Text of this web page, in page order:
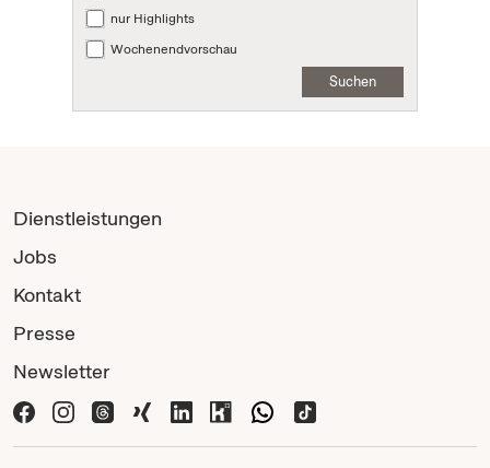
nur Highlights
Wochenendvorschau
Suchen
Dienstleistungen
Jobs
Kontakt
Presse
Newsletter